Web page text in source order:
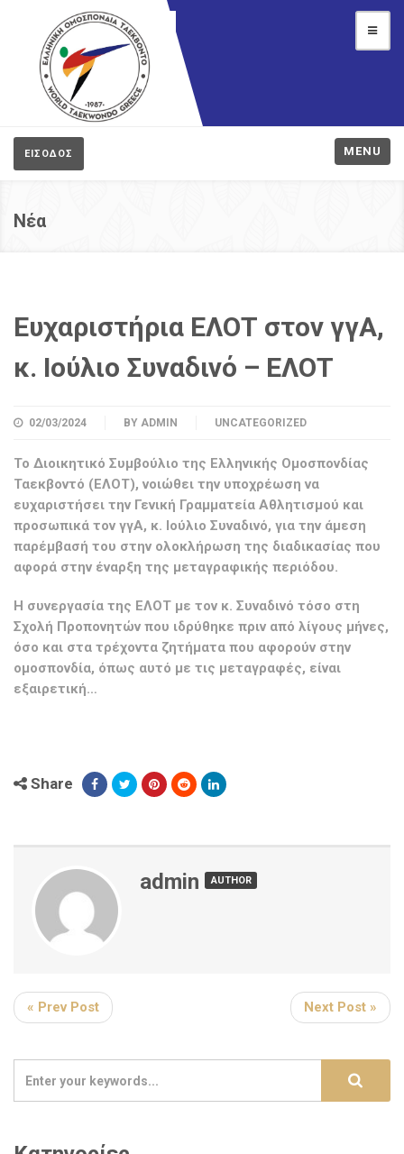
ΕΙΣΟΔΟΣ MENU
Νέα
Ευχαριστήρια ΕΛΟΤ στον γγΑ,
κ. Ιούλιο Συναδινό – ΕΛΟΤ
02/03/2024 BY ADMIN UNCATEGORIZED
Το Διοικητικό Συμβούλιο της Ελληνικής Ομοσπονδίας
Ταεκβοντό (ΕΛΟΤ), νοιώθει την υποχρέωση να
ευχαριστήσει την Γενική Γραμματεία Αθλητισμού και
προσωπικά τον γγΑ, κ. Ιούλιο Συναδινό, για την άμεση
παρέμβασή του στην ολοκλήρωση της διαδικασίας που
αφορά στην έναρξη της μεταγραφικής περιόδου.
Η συνεργασία της ΕΛΟΤ με τον κ. Συναδινό τόσο στη
Σχολή Προπονητών που ιδρύθηκε πριν από λίγους μήνες,
όσο και στα τρέχοντα ζητήματα που αφορούν στην
ομοσπονδία, όπως αυτό με τις μεταγραφές, είναι
εξαιρετική…
Share
admin AUTHOR
« Prev Post Next Post »